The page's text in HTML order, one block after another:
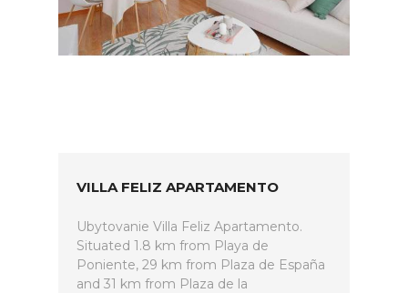
VILLA FELIZ APARTAMENTO
Ubytovanie Villa Feliz Apartamento.
Situated 1.8 km from Playa de
Poniente, 29 km from Plaza de España
and 31 km from Plaza de la